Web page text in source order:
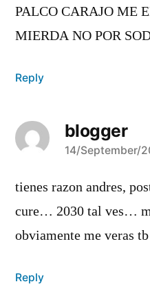
PALCO CARAJO ME
MIERDA NO POR
Reply
blogger
says:
14/September/
tienes razon andres,
cure… 2030 tal ves…
obviamente me veras
Reply